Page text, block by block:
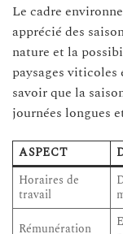
Le cadre
apprécié des
nature et la
paysages
savoir que la
journées longues
ASPECT
Horaires de
travail
Rémunération